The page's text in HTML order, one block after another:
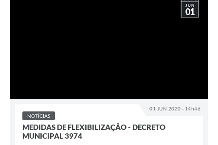
01 JUN 2020 - 14h46
JUN
01
NOTÍCIAS
MEDIDAS DE FLEXIBILIZAÇÃO - DECRETO
MUNICIPAL 3974